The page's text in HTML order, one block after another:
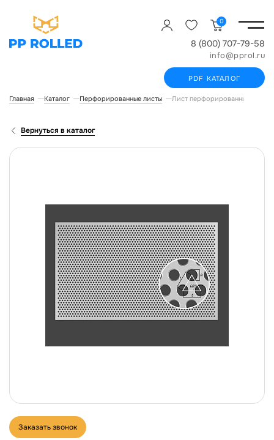
0
8 (800) 707-79-58
info@pprol.ru
PDF КАТАЛОГ
Главная Каталог Перфорированные листы Лист перфорированный Qg
Вернуться в каталог
Заказать звонок